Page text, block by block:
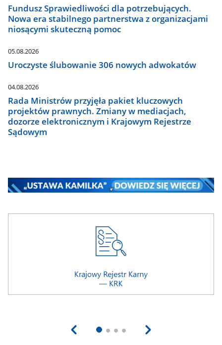
Fundusz Sprawiedliwości dla potrzebujących.
Nowa era stabilnego partnerstwa z organizacjami
niosącymi skuteczną pomoc
05.08.2026
Uroczyste ślubowanie 306 nowych adwokatów
04.08.2026
Rada Ministrów przyjęła pakiet kluczowych
projektów prawnych. Zmiany w mediacjach,
dozorze elektronicznym i Krajowym Rejestrze
Sądowym